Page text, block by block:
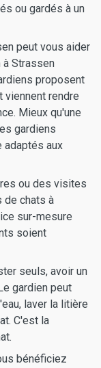
ou gardés à un
peut vous aider
à Strassen
proposent
rendre
Mieux qu'une
gardiens
adaptés aux
ou des visites
de chats à
sur-mesure
soient
seuls, avoir un
gardien peut
laver la litière
C'est la
bénéficiez